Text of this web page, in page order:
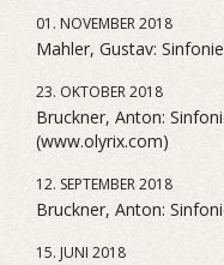
01. NOVEMBER 2018
Mahler, Gustav:
23. OKTOBER 2018
Bruckner, Anton:
(www.olyrix.com)
12. SEPTEMBER 2018
Bruckner, Anton:
15. JUNI 2018